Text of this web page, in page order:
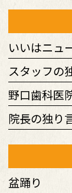
いいはニュ
スタッフの
野口歯科医
院長の独り
盆踊り